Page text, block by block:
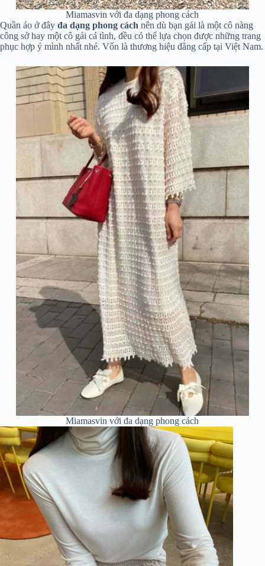
Miamasvin với đa dạng phong cách
Quần áo ở đây đa dạng phong cách nên dù bạn gái là một cô nàng
công sở hay một cô gái cá tình, đều có thể lựa chọn được những trang
phục hợp ý mình nhất nhé. Vốn là thương hiệu đẳng cấp tại Việt Nam.
Miamasvin với đa dạng phong cách